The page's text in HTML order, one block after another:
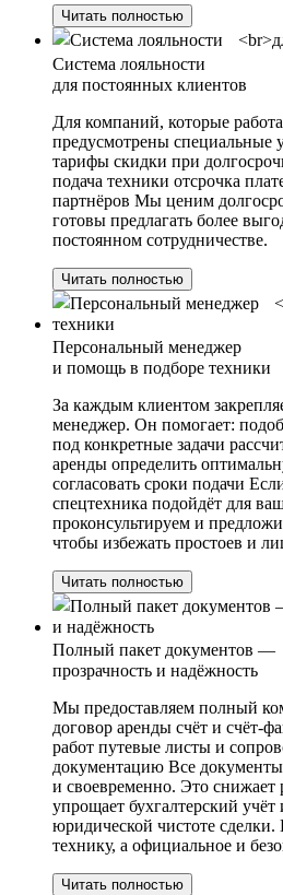
Читать полностью
Система лояльности
для постоянных клиентов
Для компаний, которые
предусмотрены специальные
тарифы скидки при
подача техники отсрочка
партнёров Мы ценим
готовы предлагать более
постоянном сотрудничестве.
Читать полностью
Персональный менеджер
и помощь в подборе техники
За каждым клиентом
менеджер. Он помогает:
под конкретные задачи
аренды определить
согласовать сроки подачи
спецтехника подойдёт для
проконсультируем и
чтобы избежать простоев и
Читать полностью
Полный пакет документов —
прозрачность и надёжность
Мы предоставляем полный
договор аренды счёт и счёт-
работ путевые листы и
документацию Все
и своевременно. Это снижает
упрощает бухгалтерский учёт
юридической чистоте
технику, а официальное и
Читать полностью